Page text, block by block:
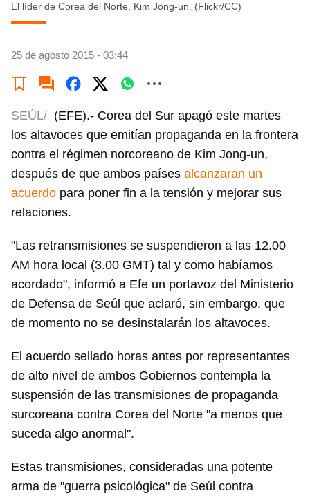
El líder de Corea del Norte, Kim Jong-un. (Flickr/CC)
25 de agosto 2015 - 03:44
SEÚL/ (EFE).- Corea del Sur apagó este martes
los altavoces que emitían propaganda en la frontera
contra el régimen norcoreano de Kim Jong-un,
después de que ambos países alcanzaran un
acuerdo para poner fin a la tensión y mejorar sus
relaciones.
"Las retransmisiones se suspendieron a las 12.00
AM hora local (3.00 GMT) tal y como habíamos
acordado", informó a Efe un portavoz del Ministerio
de Defensa de Seúl que aclaró, sin embargo, que
de momento no se desinstalarán los altavoces.
El acuerdo sellado horas antes por representantes
de alto nivel de ambos Gobiernos contempla la
suspensión de las transmisiones de propaganda
surcoreana contra Corea del Norte "a menos que
suceda algo anormal".
Estas transmisiones, consideradas una potente
arma de "guerra psicológica" de Seúl contra